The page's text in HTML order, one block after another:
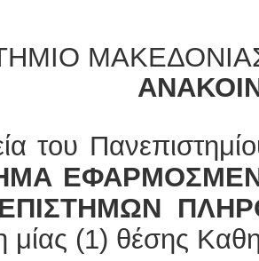
του
μίας (1) θέσης